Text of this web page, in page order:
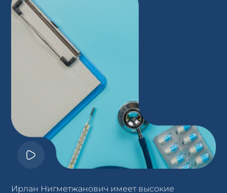
Ирлан Нигметжанович имеет высокие